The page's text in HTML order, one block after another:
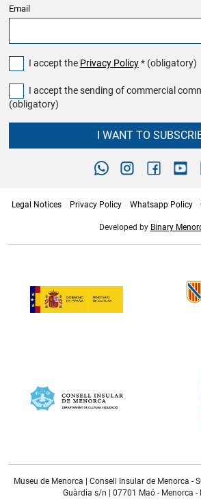
Email
I accept the Privacy Policy* (obligatory)
I accept the sending of commercial
(obligatory)
I WANT TO
Legal Notices Privacy Policy Whatsapp Policy
Developed by Binary
Museu de Menorca | Consell Insular de Menorca -
Guàrdia s/n | 07701 Maó - Menorca -